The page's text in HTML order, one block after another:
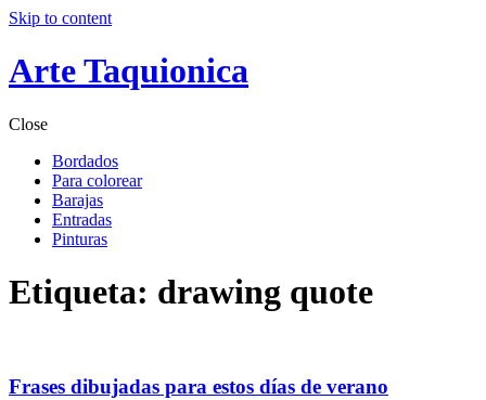
Skip to content
Arte Taquionica
Close
Bordados
Para colorear
Barajas
Entradas
Pinturas
Etiqueta: drawing quote
Frases dibujadas para estos días de verano